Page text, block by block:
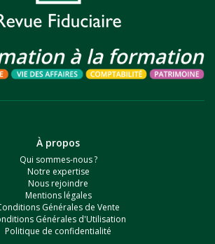
À propos
Qui sommes-nous ?
Notre expertise
Nous rejoindre
Mentions légales
Générales de Vente
Générales d'Utilisation
Politique de confidentialité